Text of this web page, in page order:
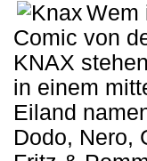
Wem
Comic von
KNAX
in einem
Eiland
Dodo, Nero,